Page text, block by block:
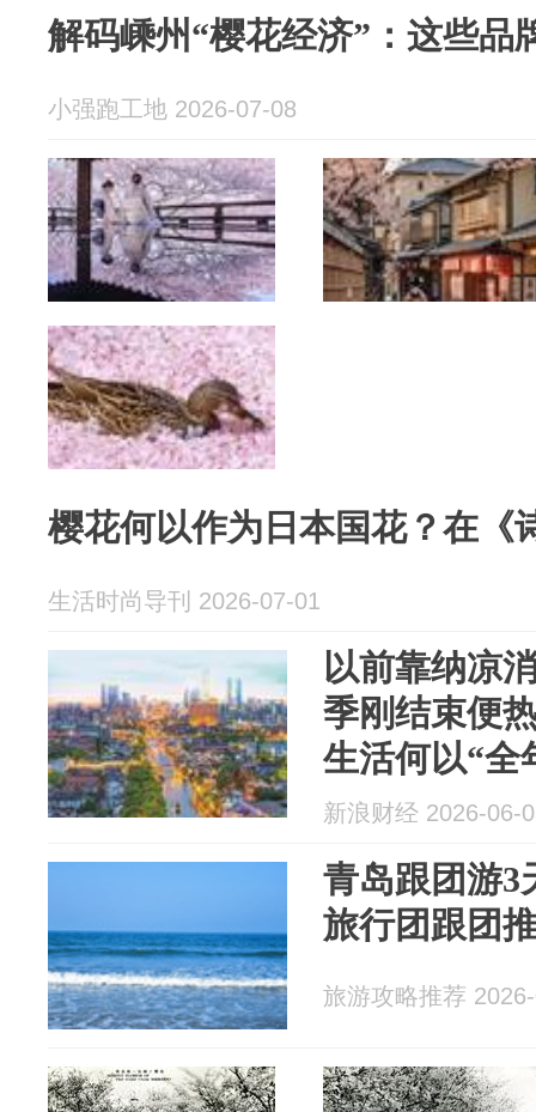
解码嵊州“樱花经济”：这些品
小强跑工地 2026-07-08
樱花何以作为日本国花？在《
生活时尚导刊 2026-07-01
以前靠纳凉
季刚结束便
生活何以“全
新浪财经 2026-06-
青岛跟团游3
旅行团跟团
旅游攻略推荐